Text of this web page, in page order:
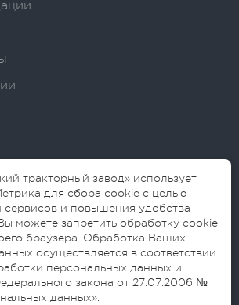
тракторный завод» использует
для сбора cookie с целью
сервисов и повышения удобства
можете запретить обработку cookie
браузера. Обработка Ваших
осуществляется в соответствии
персональных данных и
закона от 27.07.2006 №
данных».